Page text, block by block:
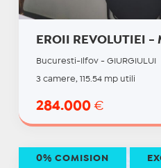
EROII REVOLUTIEI
Bucuresti-Ilfov - GIURGIULUI
3 camere, 115.54 mp utili
284.000 €
0% COMISION